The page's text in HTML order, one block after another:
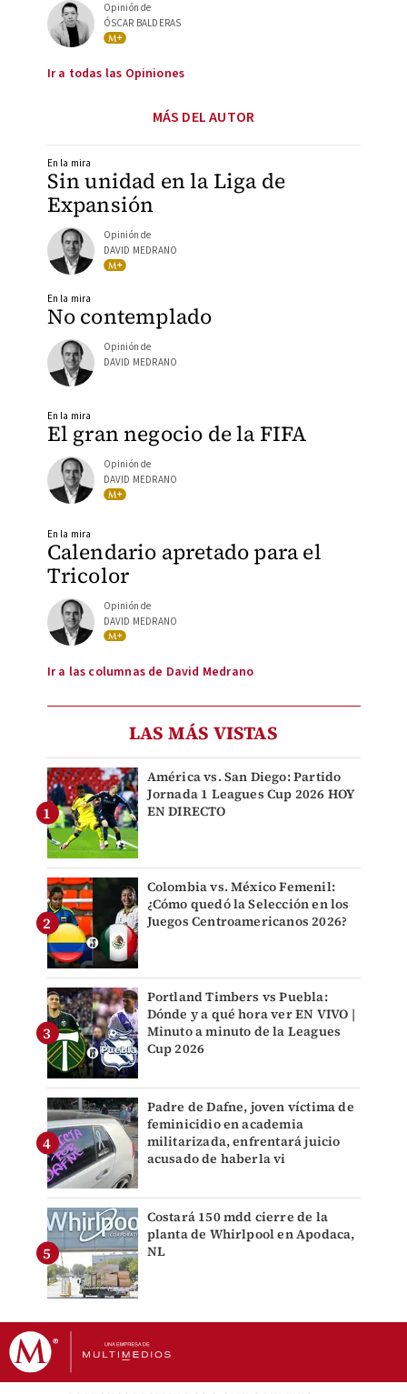
Opinión de
ÓSCAR BALDERAS
Ir a todas las Opiniones
MÁS DEL AUTOR
Sin unidad en la Liga de
Expansión
En la mira
Opinión de
DAVID MEDRANO
No contemplado
En la mira
Opinión de
DAVID MEDRANO
El gran negocio de la FIFA
En la mira
Opinión de
DAVID MEDRANO
Calendario apretado para el
Tricolor
En la mira
Opinión de
DAVID MEDRANO
Ir a las columnas de David Medrano
LAS MÁS VISTAS
América vs. San Diego: Partido
Jornada 1 Leagues Cup 2026 HOY
EN DIRECTO
Colombia vs. México Femenil:
¿Cómo quedó la Selección en los
Juegos Centroamericanos 2026?
Portland Timbers vs Puebla:
Dónde y a qué hora ver EN VIVO |
Minuto a minuto de la Leagues
Cup 2026
Padre de Dafne, joven víctima de
feminicidio en academia
militarizada, enfrentará juicio
acusado de haberla vi
Costará 150 mdd cierre de la
planta de Whirlpool en Apodaca,
NL